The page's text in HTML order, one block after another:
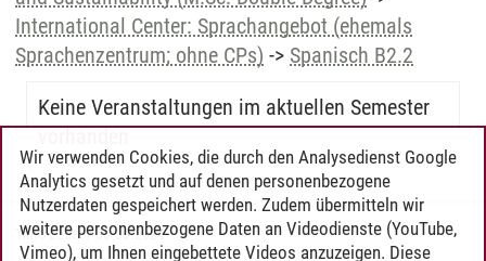
International Center: Sprachangebot (ehemals
Sprachenzentrum; ohne CPs) -> Spanisch B2.2
Keine Veranstaltungen im aktuellen Semester
vorhanden
Timo Leder/30.06.2024
Wir verwenden Cookies, die durch den Analysedienst Google
Analytics gesetzt und auf denen personenbezogene
Nutzerdaten gespeichert werden. Zudem übermitteln wir
weitere personenbezogene Daten an Videodienste (YouTube,
Vimeo), um Ihnen eingebettete Videos anzuzeigen. Diese